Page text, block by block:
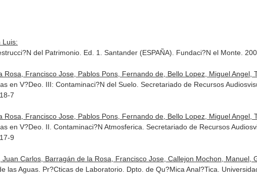
Luis:
del Patrimonio. Ed. 1. Santander (ESPAÑA). Fundaci?N el Monte.
Francisco Jose, Pablos Pons, Fernando de, Bello Lopez, Miguel Angel,
en V?Deo. III: Contaminaci?N del Suelo. Secretariado de Recursos
7
Francisco Jose, Pablos Pons, Fernando de, Bello Lopez, Miguel Angel,
en V?Deo. II. Contaminaci?N Atmosferica. Secretariado de Recursos
9
Carlos, Barragán de la Rosa, Francisco Jose, Callejon Mochon, Manuel,
las Aguas. Pr?Cticas de Laboratorio. Dpto. de Qu?Mica Anal?Tica.